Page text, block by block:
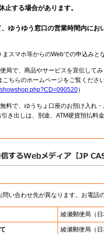
する場合があります。
ゆうゆう窓口の営業時間内に
スマホ等からのWebでの申込みと
局で、商品やサービスを宣伝して
ちらのホームページをご覧くださ
）
料で、ゆうちょ口座のお預け入れ
き出しは、別途、ATM硬貨預払料
い合わせ先が異なります。お電話
綾瀬郵便局 （
綾瀬郵便局 （